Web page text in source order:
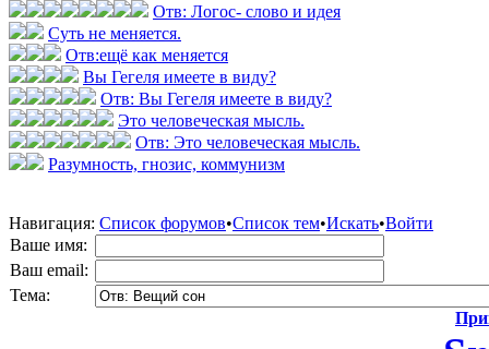
Отв: Логос- слово и идея
Суть не меняется.
Отв:ещё как меняется
Вы Гегеля имеете в виду?
Отв: Вы Гегеля имеете в виду?
Это человеческая мысль.
Отв: Это человеческая мысль.
Разумность, гнозис, коммунизм
Навигация: Список форумов•Список тем•Искать•Войти
Ваше имя:
Ваш email:
Тема: